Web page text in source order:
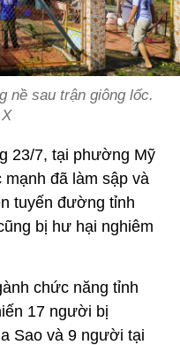
nề sau trận giông lốc.
23/7, tại phường Mỹ
mạnh đã làm sập và
tuyến đường tỉnh
bị hư hại nghiêm
chức năng tỉnh
17 người bị
Sao và 9 người tại